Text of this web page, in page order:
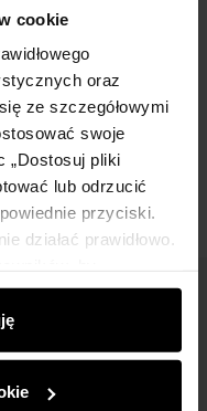
cookie
oraz
ze szczegółowymi
swoje
„Dostosuj pliki
lub odrzucić
przyciski.
działać prawidłowo.
preferencji treści,
informujące o
Informacje o tym,
i